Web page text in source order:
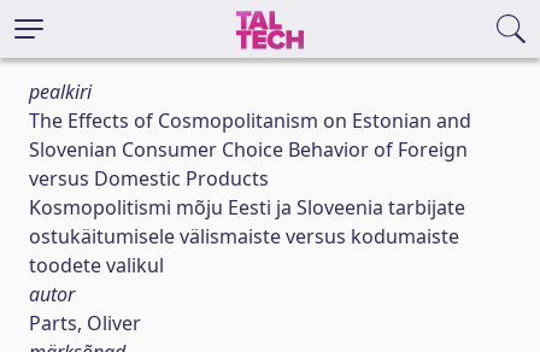
pealkiri
The Effects of Cosmopolitanism on Estonian and
Slovenian Consumer Choice Behavior of Foreign
versus Domestic Products
Kosmopolitismi mõju Eesti ja Sloveenia tarbijate
ostukäitumisele välismaiste versus kodumaiste
toodete valikul
autor
Parts, Oliver